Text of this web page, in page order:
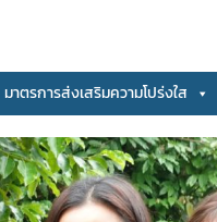
มาตรการส่งเสริมความโปร่งใส